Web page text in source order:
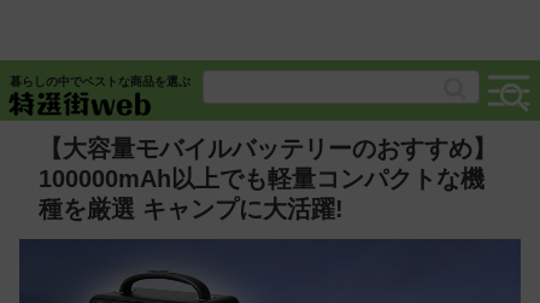
暮らしの中でベストな商品を選ぶ
【大容量モバイルバッテリーのおすすめ】
100000mAh以上でも軽量コンパクトな機
種を厳選 キャンプに大活躍!